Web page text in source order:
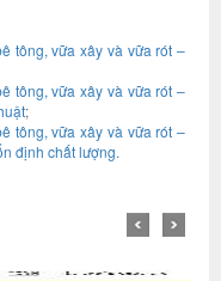
tông, vữa xây và vữa rót –
tông, vữa xây và vữa rót –
;
tông, vữa xây và vữa rót –
định chất lượng.